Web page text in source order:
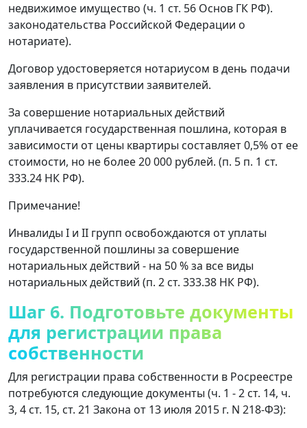
недвижимое имущество (ч. 1 ст. 56 Основ ГК РФ).
законодательства Российской Федерации о
нотариате).
Договор удостоверяется нотариусом в день подачи
заявления в присутствии заявителей.
За совершение нотариальных действий
уплачивается государственная пошлина, которая в
зависимости от цены квартиры составляет 0,5% от ее
стоимости, но не более 20 000 рублей. (п. 5 п. 1 ст.
333.24 НК РФ).
Примечание!
Инвалиды I и II групп освобождаются от уплаты
государственной пошлины за совершение
нотариальных действий - на 50 % за все виды
нотариальных действий (п. 2 ст. 333.38 НК РФ).
Шаг 6. Подготовьте документы
для регистрации права
собственности
Для регистрации права собственности в Росреестре
потребуются следующие документы (ч. 1 - 2 ст. 14, ч.
3, 4 ст. 15, ст. 21 Закона от 13 июля 2015 г. N 218-ФЗ):